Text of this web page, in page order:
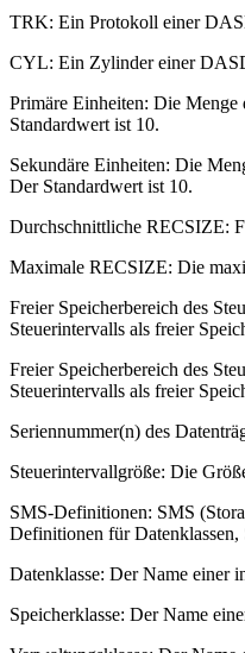
TRK: Ein Protokoll einer
CYL: Ein Zylinder einer
Primäre Einheiten: Die Menge
Standardwert ist 10.
Sekundäre Einheiten: Die
Der Standardwert ist 10.
Durchschnittliche RECSIZE:
Maximale RECSIZE: Die
Freier Speicherbereich des
Steuerintervalls als freier
Freier Speicherbereich des
Steuerintervalls als freier
Seriennummer(n) des
Steuerintervallgröße: Die
SMS-Definitionen: SMS
Definitionen für Datenklassen,
Datenklasse: Der Name einer
Speicherklasse: Der Name